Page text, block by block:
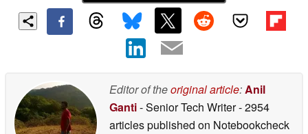
Editor of theoriginal article:Anil
Ganti- Senior Tech Writer- 2954
articles published on Notebookcheck